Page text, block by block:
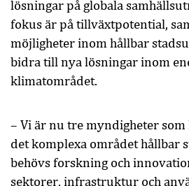
lösningar på globala
fokus är på tillväxtpotential,
möjligheter inom hållbar
bidra till nya lösningar inom
klimatområdet.
– Vi är nu tre myndigheter
det komplexa området hållbar
behövs forskning och
sektorer, infrastruktur och